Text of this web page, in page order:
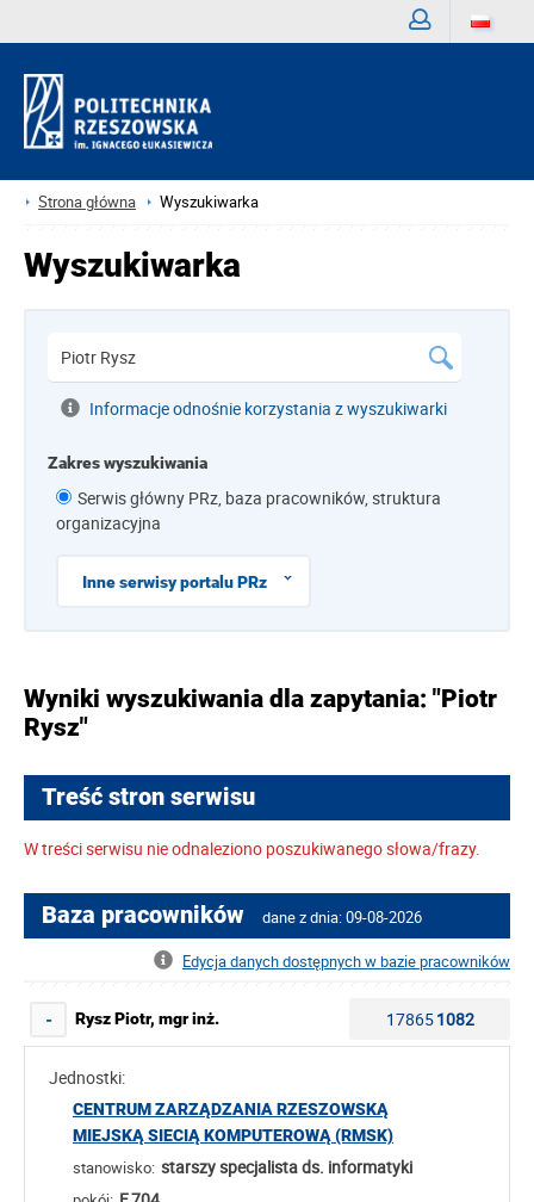
Strona główna Wyszukiwarka
Wyszukiwarka
Informacje odnośnie korzystania z wyszukiwarki
Zakres wyszukiwania
Serwis główny PRz, baza pracowników, struktura
organizacyjna
Inne serwisy portalu PRz
Wyniki wyszukiwania dla zapytania: "Piotr
Rysz"
Treść stron serwisu
W treści serwisu nie odnaleziono poszukiwanego słowa/frazy.
Baza pracowników dane z dnia: 09-08-2026
Edycja danych dostępnych w bazie pracowników
- Rysz Piotr, mgr inż. 178651082
Jednostki:
CENTRUM ZARZĄDZANIA RZESZOWSKĄ
MIEJSKĄ SIECIĄ KOMPUTEROWĄ (RMSK)
stanowisko: starszy specjalista ds. informatyki